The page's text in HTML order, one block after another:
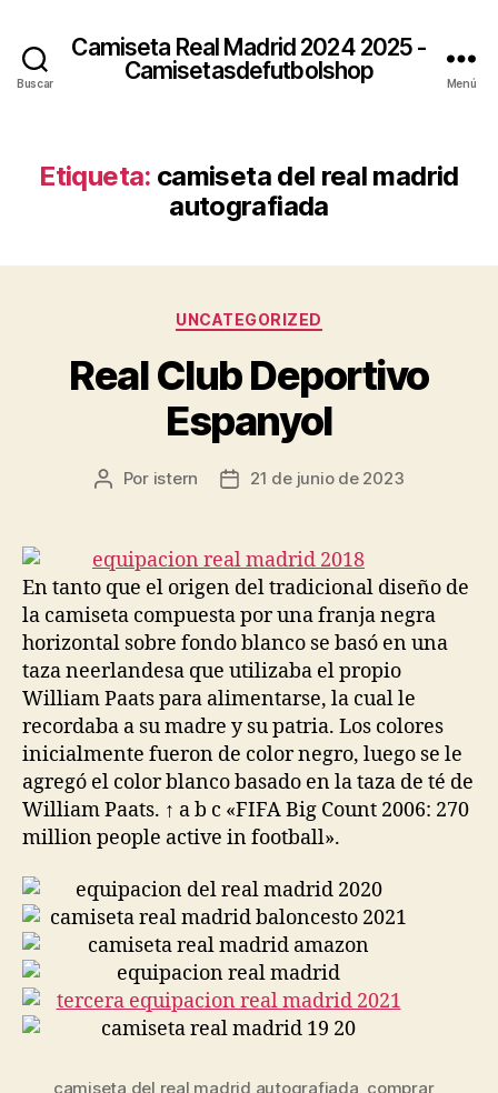
Buscar
Camiseta Real Madrid 2024 2025 -
Camisetasdefutbolshop
Menú
Etiqueta: camiseta del real madrid
autografiada
Categorías
UNCATEGORIZED
Real Club Deportivo
Espanyol
Autor
entrada
Por istern
Fecha
entrada
21 de junio de 2023
En tanto que el origen del tradicional diseño de
la camiseta compuesta por una franja negra
horizontal sobre fondo blanco se basó en una
taza neerlandesa que utilizaba el propio
William Paats para alimentarse, la cual le
recordaba a su madre y su patria. Los colores
inicialmente fueron de color negro, luego se le
agregó el color blanco basado en la taza de té de
William Paats. ↑ a b c «FIFA Big Count 2006: 270
million people active in football».
camiseta del real madrid autografiada, comprar